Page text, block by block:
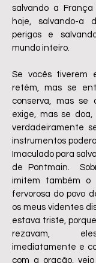
salvando a
hoje, salvando-a
perigos e
mundo inteiro.
Se vocês tiverem
retém, mas se
conserva, mas se
exige, mas se
verdadeiramente
instrumentos
Imaculado para
de Pontmain.
imitem também o
fervorosa do povo
os meus videntes
estava triste,
rezavam,
imediatamente e
com a oração,